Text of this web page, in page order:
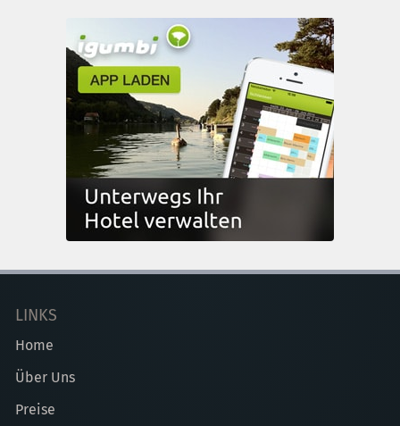
LINKS
Home
Über Uns
Preise